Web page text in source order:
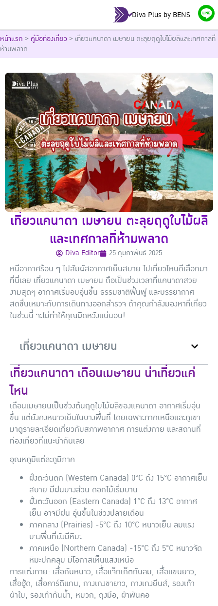
Diva Plus by BENS
หน้าแรก > คู่มือท่องเที่ยว > เที่ยวแคนาดา เมษายน ตะลุยฤดูใบไม้ผลิและเทศกาลที่
ห้ามพลาด
เที่ยวแคนาดา เมษายน ตะลุยฤดูใบไม้ผลิ
และเทศกาลที่ห้ามพลาด
Diva Editor 25 กุมภาพันธ์ 2025
หนีอากาศร้อน ๆ ไปสัมผัสอากาศเย็นสบาย ไปเที่ยวไหนดีเลือกมา
ที่นี่เลย เที่ยวแคนาดา เมษายน ถือเป็นช่วงเวลาที่แคนาดาสวย
งามสุดๆ อากาศเริ่มอบอุ่นขึ้น ธรรมชาติฟื้นฟู และบรรยากาศ
สดชื่นเหมาะกับการเดินทางออกสำรวจ ถ้าคุณกำลังมองหาที่เที่ยว
ในช่วงนี้ จะไม่ทำให้คุณผิดหวังแน่นอน!
เที่ยวแคนาดา เมษายน
เที่ยวแคนาดา เดือนเมษายน น่าเที่ยวแค่
ไหน
เดือนเมษายนเป็นช่วงต้นฤดูใบไม้ผลิของแคนาดา อากาศเริ่มอุ่น
ขึ้น แต่ยังคงหนาวเย็นในบางพื้นที่ โดยเฉพาะภาคเหนือและภูเขา
มาดูรายละเอียดเกี่ยวกับสภาพอากาศ การแต่งกาย และสถานที่
ท่องเที่ยวที่แนะนำกันเลย
อุณหภูมิแต่ละภูมิภาค
ฝั่งตะวันตก (Western Canada) 0°C ถึง 15°C อากาศเย็น
สบาย มีฝนบางส่วน ดอกไม้เริ่มบาน
ฝั่งตะวันออก (Eastern Canada) 1°C ถึง 13°C อากาศ
เย็น อาจมีฝน อุ่นขึ้นในช่วงปลายเดือน
ภาคกลาง (Prairies) -5°C ถึง 10°C หนาวเย็น ลมแรง
บางพื้นที่ยังมีหิมะ
ภาคเหนือ (Northern Canada) -15°C ถึง 5°C หนาวจัด
หิมะปกคลุม มีโอกาสเห็นแสงเหนือ
การแต่งกาย: เสื้อกันหนาว, เสื้อแจ็กเก็ตกันลม, เสื้อแขนยาว,
เสื้อฮู้ด, เสื้อคาร์ดิแกน, กางเกงขายาว, กางเกงยีนส์, รองเท้า
ผ้าใบ, รองเท้ากันน้ำ, หมวก, ถุงมือ, ผ้าพันคอ